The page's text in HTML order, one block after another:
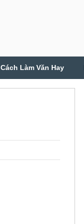
Cách Làm Văn Hay